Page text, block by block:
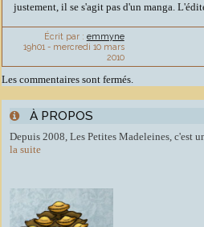
À PROPOS
Depuis 2008, Les Petites Madeleines, c'est
la suite
justement, il se s'agit pas d'un manga.
Écrit par : emmyne
19h01 - mercredi 10 mars
2010
Les commentaires sont fermés.